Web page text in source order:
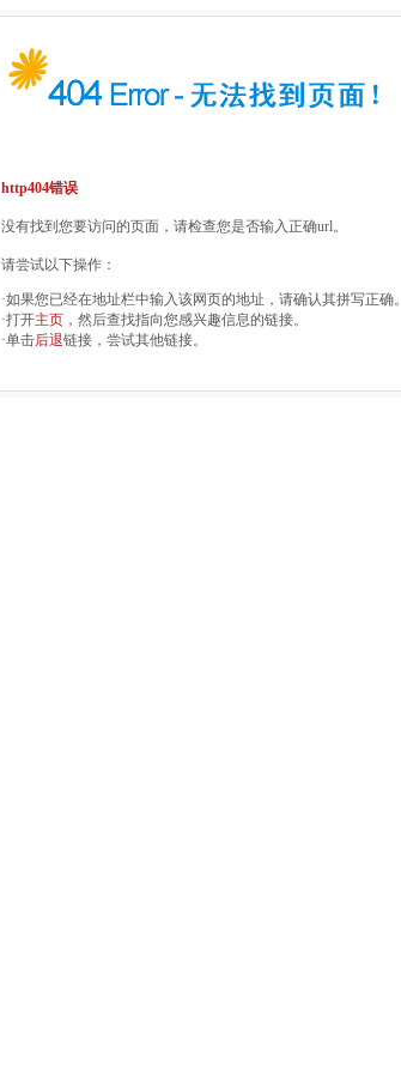
http404错误
没有找到您要访问的页面，请检查您是否输入正确url。
请尝试以下操作：
·如果您已经在地址栏中输入该网页的地址，请确认其拼写正确。
·打开主页 ，然后查找指向您感兴趣信息的链接。
·单击后退链接，尝试其他链接。